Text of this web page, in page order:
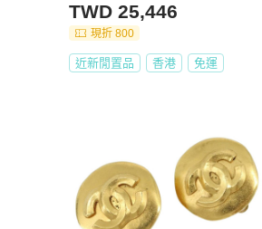
TWD 25,446
現折 800
近新閒置品 香港 免運